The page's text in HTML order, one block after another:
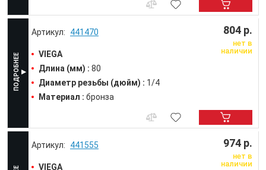
441470
VIEGA
Длина (мм) : 80
Диаметр резьбы (дюйм) : 1/4
Материал : бронза
804 р.
нет в
наличии
441555
VIEGA
974 р.
нет в
наличии